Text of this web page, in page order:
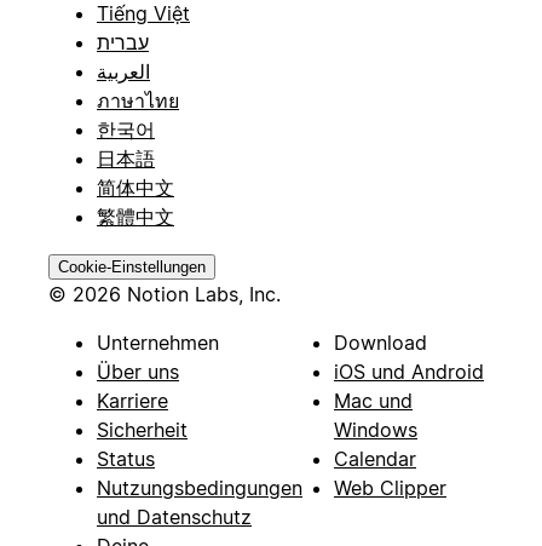
Tiếng Việt
עברית
العربية
ภาษาไทย
한국어
日本語
简体中文
繁體中文
Cookie-Einstellungen
© 2026 Notion Labs, Inc.
Unternehmen
Über uns
Karriere
Sicherheit
Status
Nutzungsbedingungen
und Datenschutz
Download
iOS und Android
Mac und
Windows
Calendar
Web Clipper